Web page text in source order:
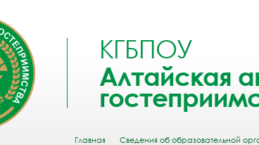
КГБПОУ
Алтайская
Главная Сведения об образовательной